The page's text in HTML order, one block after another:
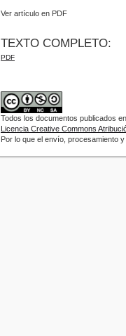
Ver artículo en PDF
TEXTO COMPLETO:
PDF
Todos los documentos publicados
Licencia Creative Commons
Por lo que el envío, procesamiento